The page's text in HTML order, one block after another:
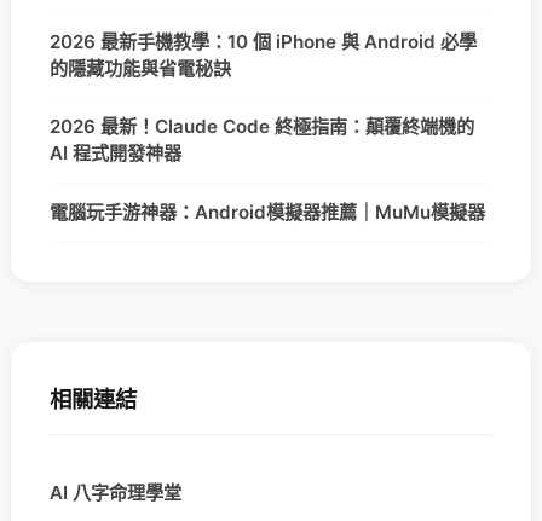
2026 最新手機教學：10 個 iPhone 與 Android 必學
的隱藏功能與省電秘訣
2026 最新！Claude Code 終極指南：顛覆終端機的
AI 程式開發神器
電腦玩手游神器：Android模擬器推薦｜MuMu模擬器
相關連結
AI 八字命理學堂